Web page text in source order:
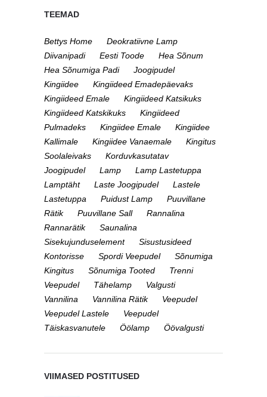
TEEMAD
Bettys Home
Deokratiivne Lamp
Diivanipadi
Eesti Toode
Hea Sõnum
Hea Sõnumiga Padi
Joogipudel
Kingiidee
Kingiideed Emadepäevaks
Kingiideed Emale
Kingiideed Katsikuks
Kingiideed Katskikuks
Kingiideed
Pulmadeks
Kingiidee Emale
Kingiidee
Kallimale
Kingiidee Vanaemale
Kingitus
Soolaleivaks
Korduvkasutatav
Joogipudel
Lamp
Lamp Lastetuppa
Lamptäht
Laste Joogipudel
Lastele
Lastetuppa
Puidust Lamp
Puuvillane
Rätik
Puuvillane Sall
Rannalina
Rannarätik
Saunalina
Sisekujunduselement
Sisustusideed
Kontorisse
Spordi Veepudel
Sõnumiga
Kingitus
Sõnumiga Tooted
Trenni
Veepudel
Tähelamp
Valgusti
Vannilina
Vannilina Rätik
Veepudel
Veepudel Lastele
Veepudel
Täiskasvanutele
Öölamp Öövalgusti
VIIMASED POSTITUSED